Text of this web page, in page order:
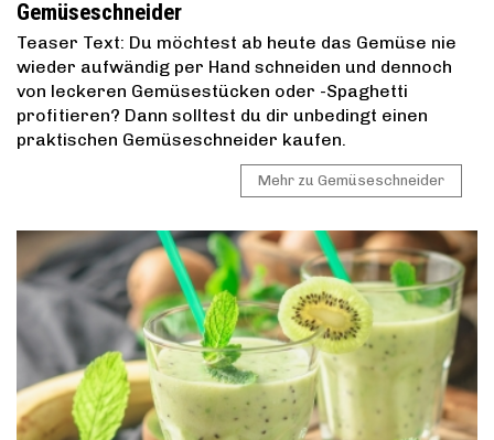
Gemüseschneider
Teaser Text: Du möchtest ab heute das Gemüse nie
wieder aufwändig per Hand schneiden und dennoch
von leckeren Gemüsestücken oder -Spaghetti
profitieren? Dann solltest du dir unbedingt einen
praktischen Gemüseschneider kaufen.
Mehr zu Gemüseschneider